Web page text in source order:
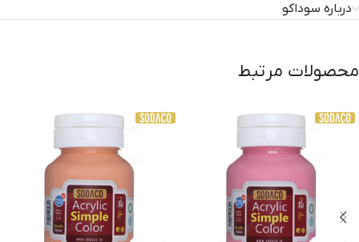
درباره سوداکو
محصولات مرتبط